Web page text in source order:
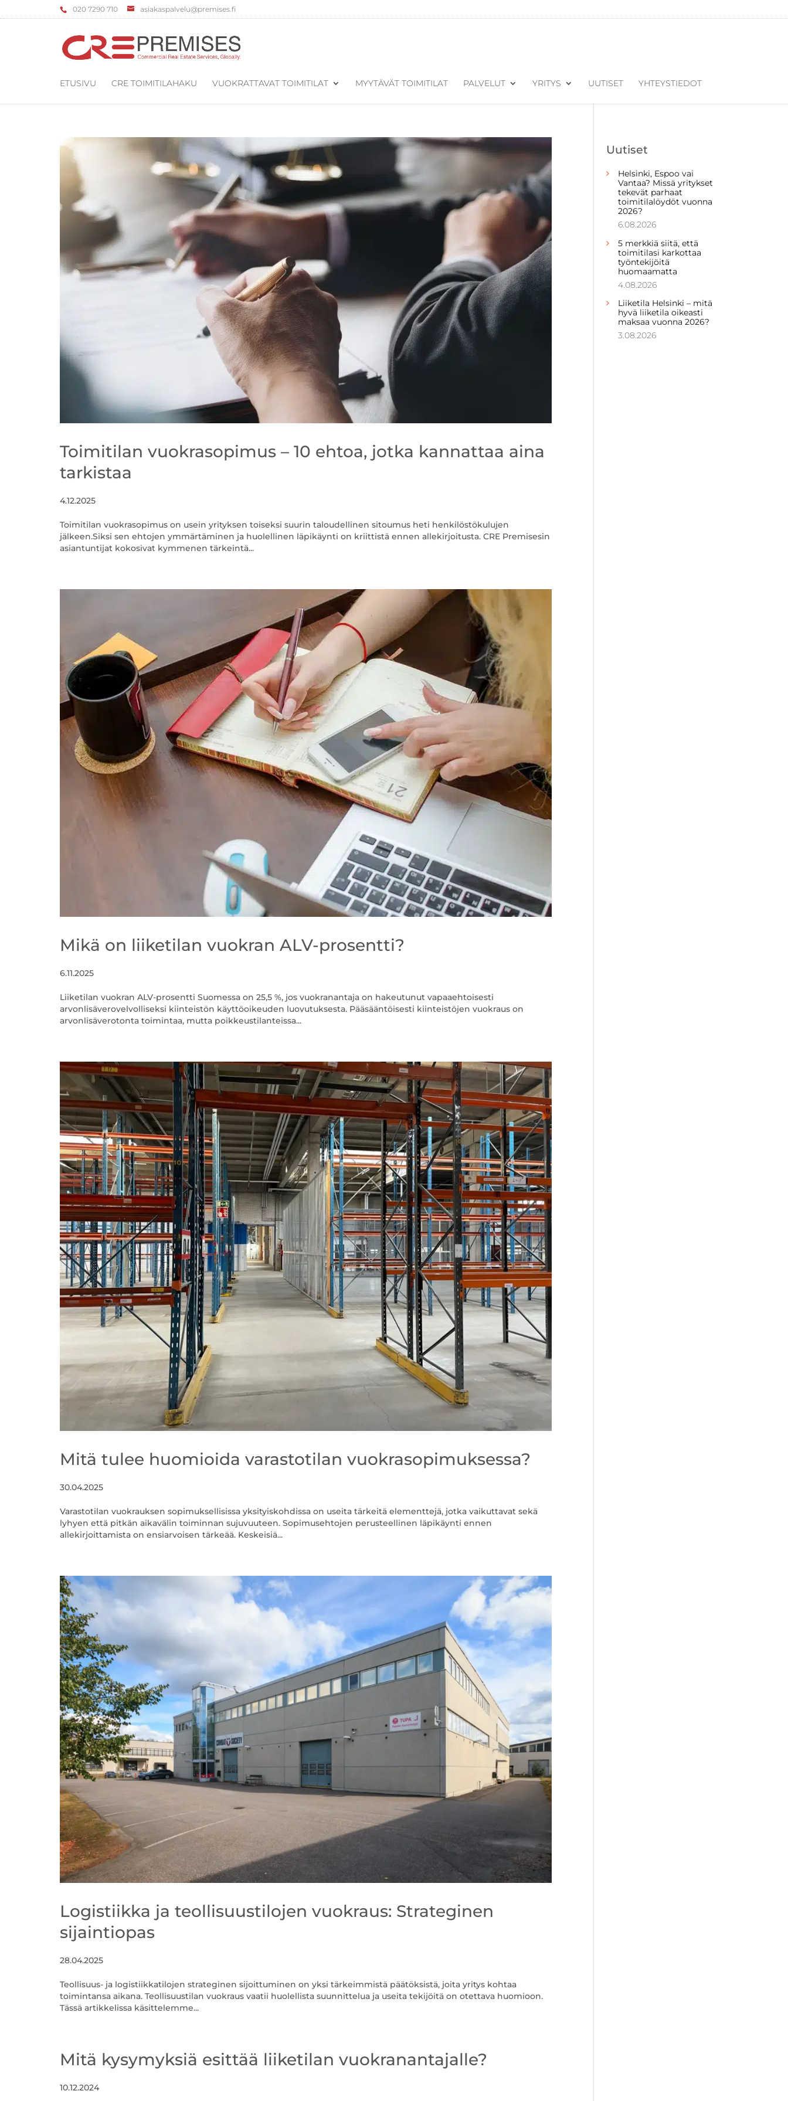
‌020 7290 710 asiakaspalvelu@premises.fi
ETUSIVU CRE TOIMITILAHAKU VUOKRATTAVAT TOIMITILAT MYYTÄVÄT TOIMITILAT PALVELUT YRITYS UUTISET YHTEYSTIEDOT
Toimitilan vuokrasopimus – 10 ehtoa, jotka kannattaa aina
tarkistaa
4.12.2025
Toimitilan vuokrasopimus on usein yrityksen toiseksi suurin taloudellinen sitoumus heti henkilöstökulujen
jälkeen.Siksi sen ehtojen ymmärtäminen ja huolellinen läpikäynti on kriittistä ennen allekirjoitusta. CRE Premisesin
asiantuntijat kokosivat kymmenen tärkeintä...
Mikä on liiketilan vuokran ALV-prosentti?
6.11.2025
Liiketilan vuokran ALV-prosentti Suomessa on 25,5 %, jos vuokranantaja on hakeutunut vapaaehtoisesti
arvonlisäverovelvolliseksi kiinteistön käyttöoikeuden luovutuksesta. Pääsääntöisesti kiinteistöjen vuokraus on
arvonlisäverotonta toimintaa, mutta poikkeustilanteissa...
Mitä tulee huomioida varastotilan vuokrasopimuksessa?
30.04.2025
Varastotilan vuokrauksen sopimuksellisissa yksityiskohdissa on useita tärkeitä elementtejä, jotka vaikuttavat sekä
lyhyen että pitkän aikavälin toiminnan sujuvuuteen. Sopimusehtojen perusteellinen läpikäynti ennen
allekirjoittamista on ensiarvoisen tärkeää. Keskeisiä...
Logistiikka ja teollisuustilojen vuokraus: Strateginen
sijaintiopas
28.04.2025
Teollisuus- ja logistiikkatilojen strateginen sijoittuminen on yksi tärkeimmistä päätöksistä, joita yritys kohtaa
toimintansa aikana. Teollisuustilan vuokraus vaatii huolellista suunnittelua ja useita tekijöitä on otettava huomioon.
Tässä artikkelissa käsittelemme...
Mitä kysymyksiä esittää liiketilan vuokranantajalle?
10.12.2024
Uutiset
Helsinki, Espoo vai
Vantaa? Missä yritykset
tekevät parhaat
toimitilalöydöt vuonna
2026?
6.08.2026
5 merkkiä siitä, että
toimitilasi karkottaa
työntekijöitä
huomaamatta
4.08.2026
Liiketila Helsinki – mitä
hyvä liiketila oikeasti
maksaa vuonna 2026?
3.08.2026